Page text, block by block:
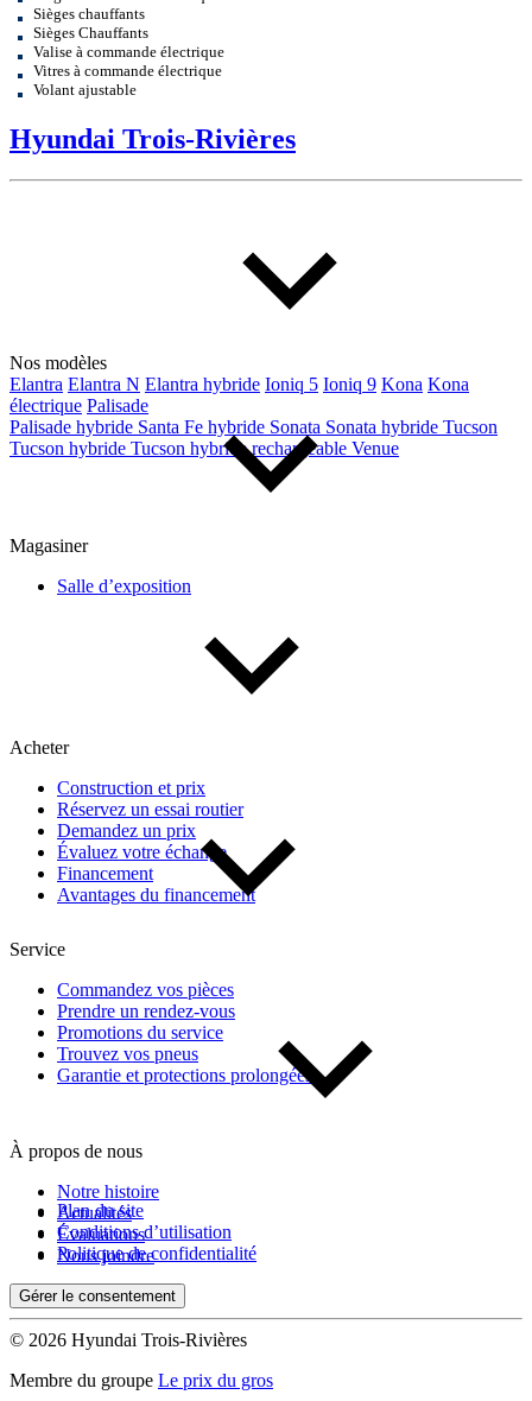
Sièges chauffants
Sièges Chauffants
Valise à commande électrique
Vitres à commande électrique
Volant ajustable
Hyundai Trois-Rivières
Nos modèles
Elantra Elantra N Elantra hybride Ioniq 5 Ioniq 9 Kona Kona
électrique Palisade
Palisade hybride Santa Fe hybride Sonata Sonata hybride Tucson
Tucson hybride Tucson hybride rechargeable Venue
Magasiner
Salle d’exposition
Acheter
Construction et prix
Réservez un essai routier
Demandez un prix
Évaluez votre échange
Financement
Avantages du financement
Service
Commandez vos pièces
Prendre un rendez-vous
Promotions du service
Trouvez vos pneus
Garantie et protections prolongées
À propos de nous
Notre histoire
Actualités
Évaluations
Nous joindre
Plan du site
Conditions d’utilisation
Politique de confidentialité
Gérer le consentement
© 2026 Hyundai Trois-Rivières
Membre du groupe Le prix du gros